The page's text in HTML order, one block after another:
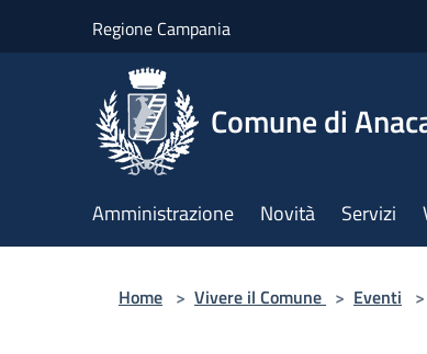
Regione Campania
Comune di
Amministrazione Novità Servizi
Home > Vivere il Comune > Eventi >